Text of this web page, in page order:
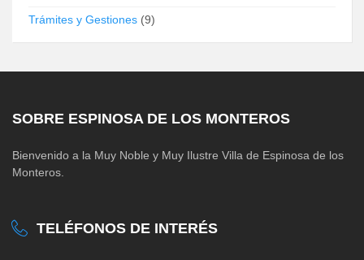
Trámites y Gestiones (9)
SOBRE ESPINOSA DE LOS MONTEROS
Bienvenido a la Muy Noble y Muy Ilustre Villa de Espinosa de los
Monteros.
TELÉFONOS DE INTERÉS